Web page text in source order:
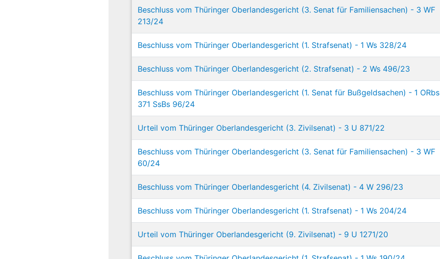
Beschluss vom Thüringer Oberlandesgericht (3. Senat für Familiensachen) - 3 WF
213/24
Beschluss vom Thüringer Oberlandesgericht (1. Strafsenat) - 1 Ws 328/24
Beschluss vom Thüringer Oberlandesgericht (2. Strafsenat) - 2 Ws 496/23
Beschluss vom Thüringer Oberlandesgericht (1. Senat für Bußgeldsachen) - 1 ORbs
371 SsBs 96/24
Urteil vom Thüringer Oberlandesgericht (3. Zivilsenat) - 3 U 871/22
Beschluss vom Thüringer Oberlandesgericht (3. Senat für Familiensachen) - 3 WF
60/24
Beschluss vom Thüringer Oberlandesgericht (4. Zivilsenat) - 4 W 296/23
Beschluss vom Thüringer Oberlandesgericht (1. Strafsenat) - 1 Ws 204/24
Urteil vom Thüringer Oberlandesgericht (9. Zivilsenat) - 9 U 1271/20